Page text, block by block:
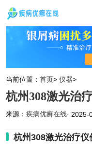
当前位置： 首页> 仪器>
杭州308激光治
来源： 疾病优癣在线· 2025-
杭州308激光治疗仪